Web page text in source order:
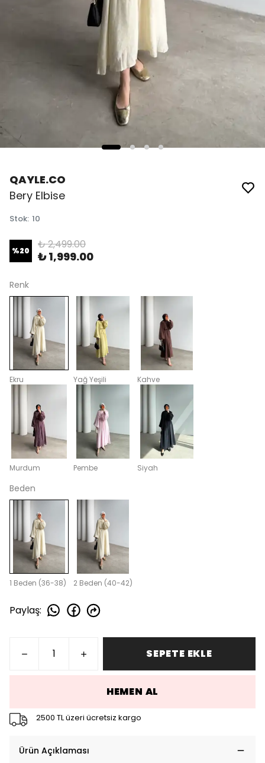
QAYLE.CO
Bery Elbise
Stok: 10
%20 ₺ 2,499.00
₺ 1,999.00
Renk
Ekru Yağ Yeşili Kahve
Murdum Pembe Siyah
Beden
1 Beden (36-38) 2 Beden (40-42)
Paylaş:
SEPETE EKLE
HEMEN AL
2500 TL üzeri ücretsiz kargo
Ürün Açıklaması